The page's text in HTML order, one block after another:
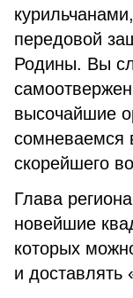
передовой
Родины. Вы
высочайшие
сомневаемся
скорейшего
Глава
новейшие
которых
и доставлять